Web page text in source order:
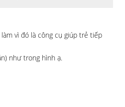
vì đó là công cụ giúp trẻ tiếp
như trong hình ạ.